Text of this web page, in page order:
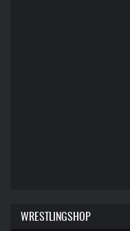
WRESTLINGSHOP